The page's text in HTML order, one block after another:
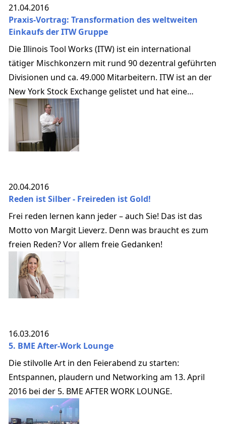
21.04.2016
Praxis-Vortrag: Transformation des weltweiten
Einkaufs der ITW Gruppe
Die Illinois Tool Works (ITW) ist ein international
tätiger Mischkonzern mit rund 90 dezentral geführten
Divisionen und ca. 49.000 Mitarbeitern. ITW ist an der
New York Stock Exchange gelistet und hat eine
Marktkapitalisierung von ca. $ 32 Mrd.
20.04.2016
Reden ist Silber - Freireden ist Gold!
Frei reden lernen kann jeder – auch Sie! Das ist das
Motto von Margit Lieverz. Denn was braucht es zum
freien Reden? Vor allem freie Gedanken!
16.03.2016
5. BME After-Work Lounge
Die stilvolle Art in den Feierabend zu starten:
Entspannen, plaudern und Networking am 13. April
2016 bei der 5. BME AFTER WORK LOUNGE.